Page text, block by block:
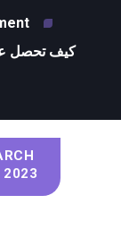
كيف تحصل
2023